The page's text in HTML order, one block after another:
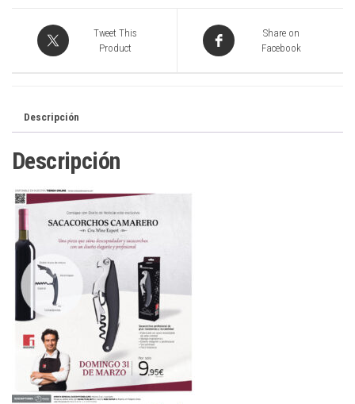
Tweet This
Product
Share on
Facebook
Descripción
Descripción